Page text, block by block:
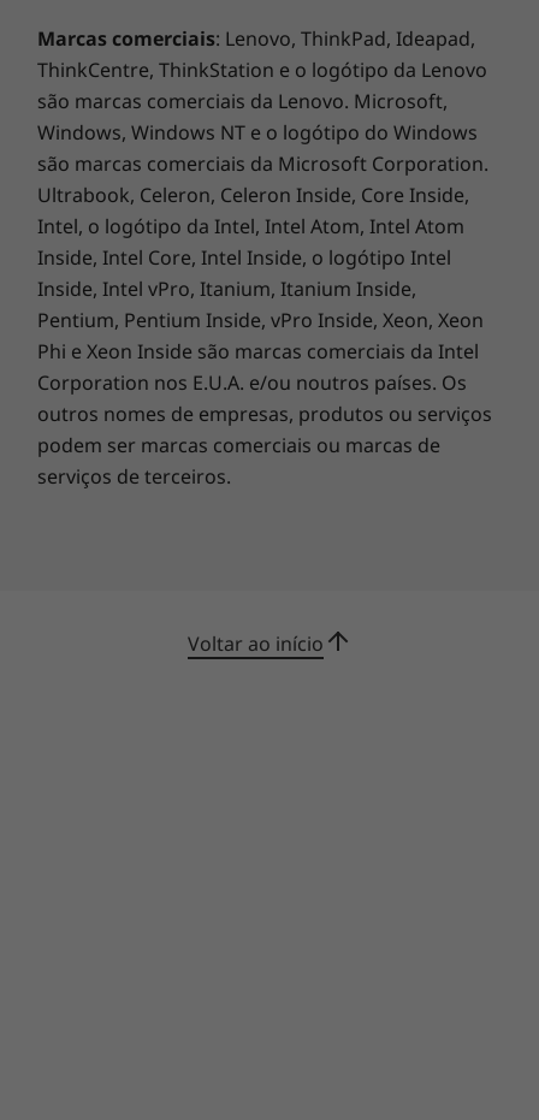
Marcas comerciais: Lenovo, ThinkPad, Ideapad,
ThinkCentre, ThinkStation e o logótipo da Lenovo
são marcas comerciais da Lenovo. Microsoft,
Windows, Windows NT e o logótipo do Windows
são marcas comerciais da Microsoft Corporation.
Ultrabook, Celeron, Celeron Inside, Core Inside,
Intel, o logótipo da Intel, Intel Atom, Intel Atom
Inside, Intel Core, Intel Inside, o logótipo Intel
Inside, Intel vPro, Itanium, Itanium Inside,
Pentium, Pentium Inside, vPro Inside, Xeon, Xeon
Phi e Xeon Inside são marcas comerciais da Intel
Corporation nos E.U.A. e/ou noutros países. Os
outros nomes de empresas, produtos ou serviços
podem ser marcas comerciais ou marcas de
serviços de terceiros.
Voltar ao início